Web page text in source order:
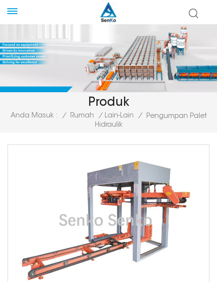
Produk
Anda Masuk : / Rumah / Lain-Lain /
Pengumpan Palet
Hidraulik